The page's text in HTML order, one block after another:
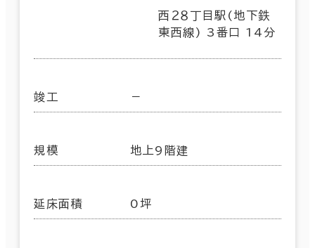
西２８丁目駅(地下鉄
東西線) 3番口 14分
竣工 －
規模 地上9階建
延床面積 0坪